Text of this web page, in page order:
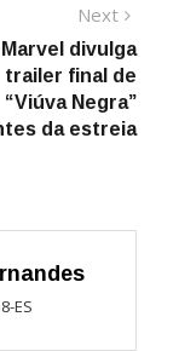
Next
post:
Marvel divulga
trailer final de
“Viúva Negra”
da estreia
ES